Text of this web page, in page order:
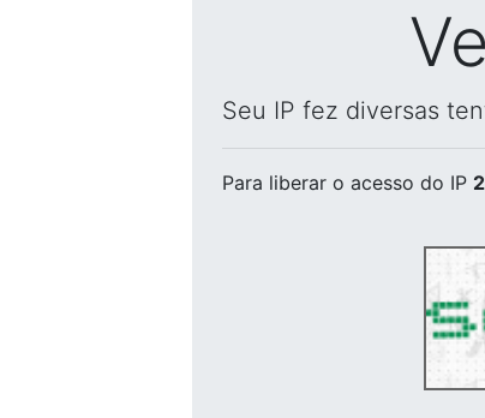
Seu IP fez diversas
Para liberar o acesso do IP